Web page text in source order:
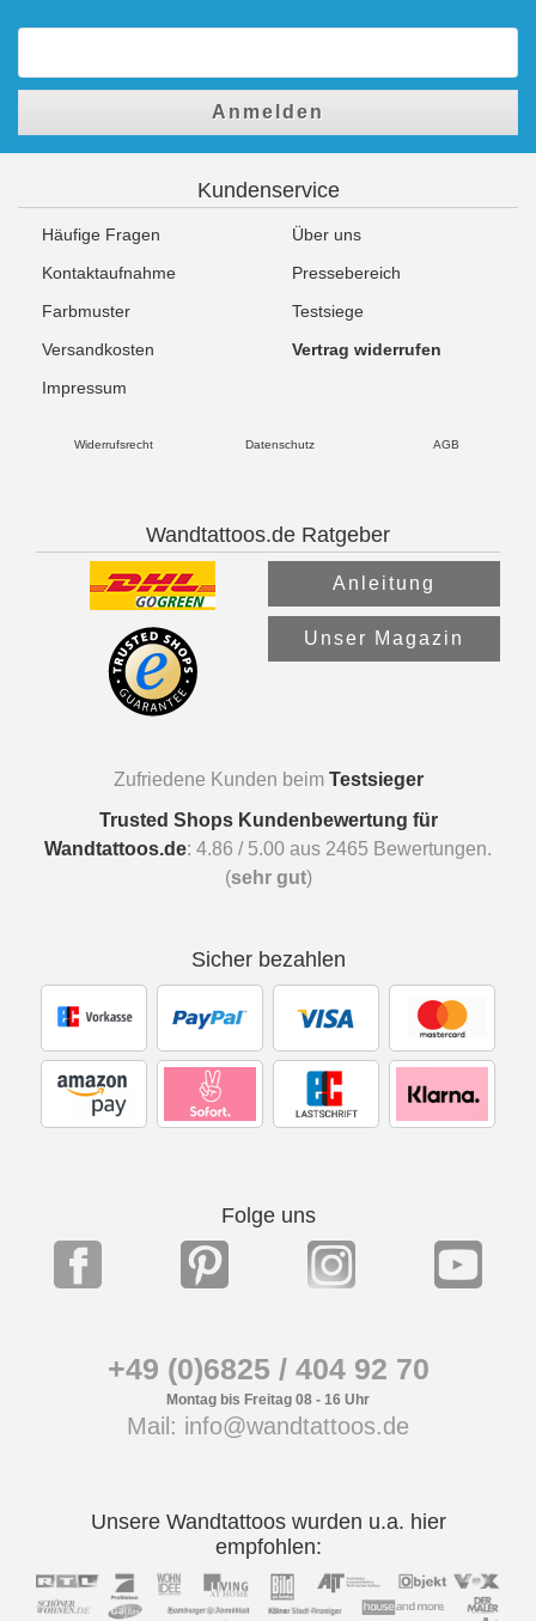
Anmelden
Kundenservice
Häufige Fragen
Über uns
Kontaktaufnahme
Pressebereich
Farbmuster
Testsiege
Versandkosten
Vertrag widerrufen
Impressum
Widerrufsrecht Datenschutz AGB
Wandtattoos.de Ratgeber
Anleitung
Unser Magazin
Zufriedene Kunden beim Testsieger
Trusted Shops Kundenbewertung für
Wandtattoos.de: 4.86 / 5.00 aus 2465 Bewertungen.
(sehr gut)
Sicher bezahlen
Folge uns
+49 (0)6825 / 404 92 70
Montag bis Freitag 08 - 16 Uhr
Mail: info@wandtattoos.de
Unsere Wandtattoos wurden u.a. hier
empfohlen: